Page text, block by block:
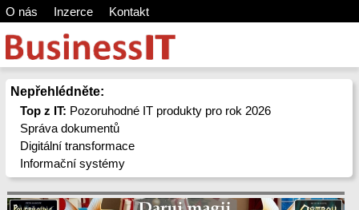
O nás Inzerce Kontakt
Nepřehlédněte:
Top z IT: Pozoruhodné IT produkty pro rok 2026
Správa dokumentů
Digitální transformace
Informační systémy